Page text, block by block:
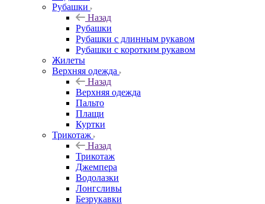
Рубашки
Назад
Рубашки
Рубашки с длинным рукавом
Рубашки с коротким рукавом
Жилеты
Верхняя одежда
Назад
Верхняя одежда
Пальто
Плащи
Куртки
Трикотаж
Назад
Трикотаж
Джемпера
Водолазки
Лонгсливы
Безрукавки